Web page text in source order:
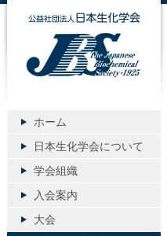
ホーム
日本生化学会について
学会組織
入会案内
大会